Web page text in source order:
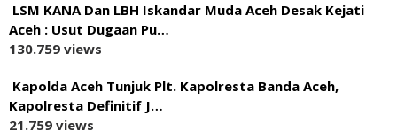
LSM KANA Dan LBH Iskandar Muda Aceh Desak Kejati
Aceh : Usut Dugaan Pu…
130.759 views
Kapolda Aceh Tunjuk Plt. Kapolresta Banda Aceh,
Kapolresta Definitif J…
21.759 views